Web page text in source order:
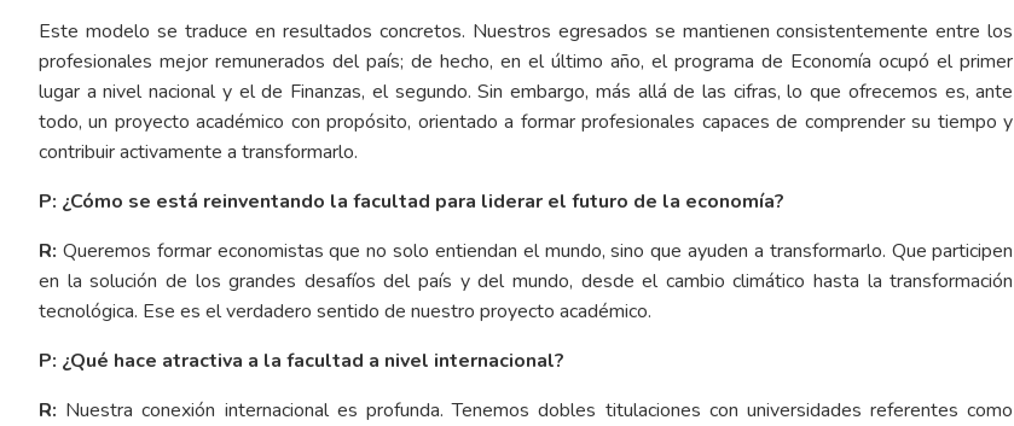
Este modelo se traduce en resultados concretos. Nuestros egresados se mantienen consistentemente entre los
profesionales mejor remunerados del país; de hecho, en el último año, el programa de Economía ocupó el primer
lugar a nivel nacional y el de Finanzas, el segundo. Sin embargo, más allá de las cifras, lo que ofrecemos es, ante
todo, un proyecto académico con propósito, orientado a formar profesionales capaces de comprender su tiempo y
contribuir activamente a transformarlo.
P: ¿Cómo se está reinventando la facultad para liderar el futuro de la economía?
R: Queremos formar economistas que no solo entiendan el mundo, sino que ayuden a transformarlo. Que participen
en la solución de los grandes desafíos del país y del mundo, desde el cambio climático hasta la transformación
tecnológica. Ese es el verdadero sentido de nuestro proyecto académico.
P: ¿Qué hace atractiva a la facultad a nivel internacional?
R: Nuestra conexión internacional es profunda. Tenemos dobles titulaciones con universidades referentes como